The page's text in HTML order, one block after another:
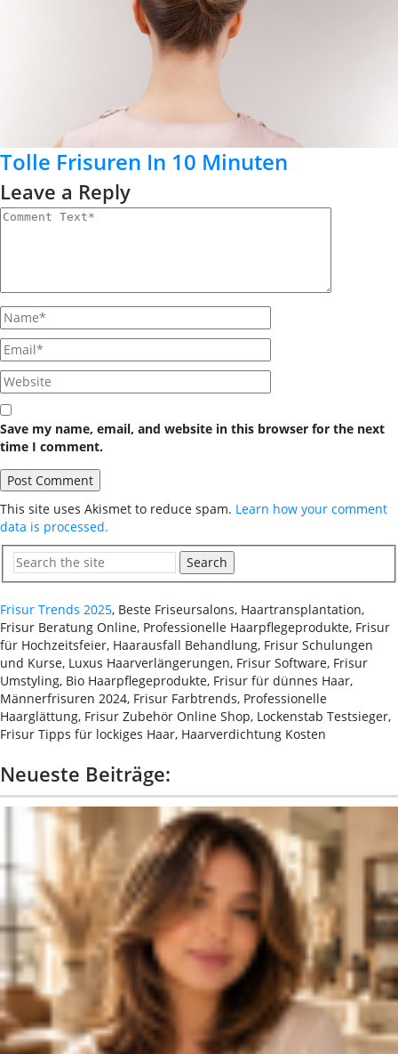
Tolle Frisuren In 10 Minuten
Leave a Reply
Save my name, email, and website in this browser for the next
time I comment.
This site uses Akismet to reduce spam. Learn how your comment
data is processed.
Search
Frisur Trends 2025, Beste Friseursalons, Haartransplantation,
Frisur Beratung Online, Professionelle Haarpflegeprodukte, Frisur
für Hochzeitsfeier, Haarausfall Behandlung, Frisur Schulungen
und Kurse, Luxus Haarverlängerungen, Frisur Software, Frisur
Umstyling, Bio Haarpflegeprodukte, Frisur für dünnes Haar,
Männerfrisuren 2024, Frisur Farbtrends, Professionelle
Haarglättung, Frisur Zubehör Online Shop, Lockenstab Testsieger,
Frisur Tipps für lockiges Haar, Haarverdichtung Kosten
Neueste Beiträge: